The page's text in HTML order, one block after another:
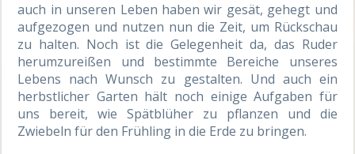
auch in unseren Leben haben wir gesät, gehegt und
aufgezogen und nutzen nun die Zeit, um Rückschau
zu halten. Noch ist die Gelegenheit da, das Ruder
herumzureißen und bestimmte Bereiche unseres
Lebens nach Wunsch zu gestalten. Und auch ein
herbstlicher Garten hält noch einige Aufgaben für
uns bereit, wie Spätblüher zu pflanzen und die
Zwiebeln für den Frühling in die Erde zu bringen.